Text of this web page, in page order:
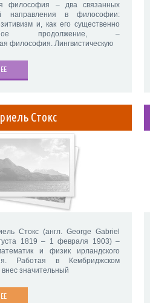
философия – два связанных
направления в философии:
и, как его существенно
продолжение, –
философия. Лингвистическую
Стокс
Стокс (англ. George Gabriel
1819 – 1 февраля 1903) –
и физик ирландского
Работая в Кембриджском
значительный